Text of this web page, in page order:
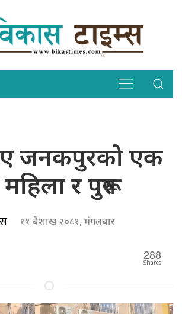
जनकपुरको एक
र पुरूष
११ बैशाख २०८१, मंगलबार
288
Shares